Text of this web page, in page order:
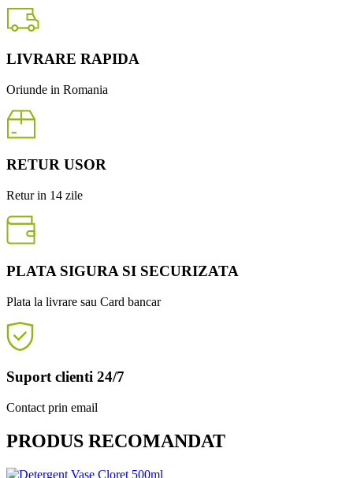
LIVRARE RAPIDA
Oriunde in Romania
RETUR USOR
Retur in 14 zile
PLATA SIGURA SI SECURIZATA
Plata la livrare sau Card bancar
Suport clienti 24/7
Contact prin email
PRODUS RECOMANDAT